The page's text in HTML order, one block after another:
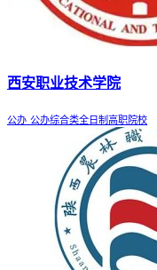
西安职业技术学院
公办 公办综合类全日制高职院校